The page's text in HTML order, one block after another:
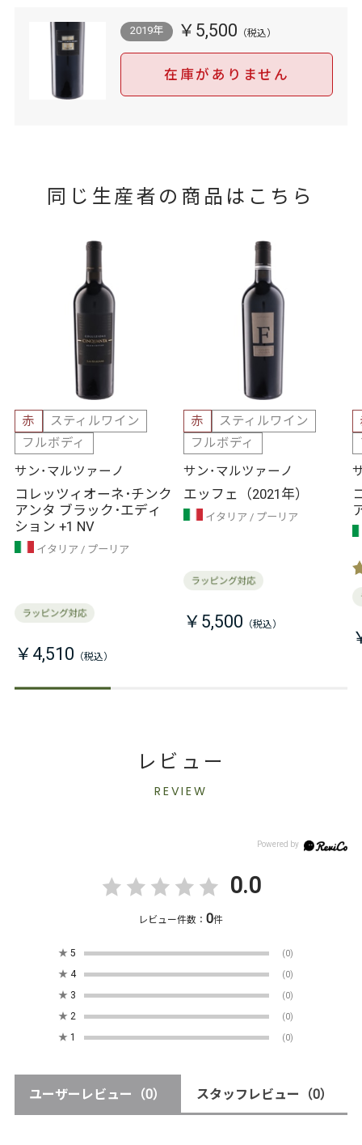
2019年 ￥5,500
在庫がありません
同じ生産者の商品はこちら
赤
スティルワイン
フルボディ
サン･マルツァーノ
コレッツィオーネ･チンク
アンタ ブラック･エディ
ション +1 NV
イタリア プーリア
￥4,510
赤
スティルワイン
フルボディ
サン･マルツァーノ
エッフェ（2021年）
イタリア プーリア
￥5,500
レビュー
REVIEW
0.0
レビュー件数：0件
★ 5 (0)
★ 4 (0)
★ 3 (0)
★ 2 (0)
★ 1 (0)
ユーザーレビュー （0） スタッフレビュー （0）